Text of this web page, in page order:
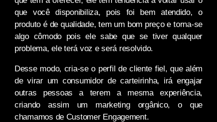
que você disponibiliza, pois foi bem atendido, o
produto é de qualidade, tem um bom preço e torna-se
algo cômodo pois ele sabe que se tiver qualquer
problema, ele terá voz e será resolvido.
Desse modo, cria-se o perfil de cliente fiel, que além
de virar um consumidor de carteirinha, irá engajar
outras pessoas a terem a mesma experiência,
criando assim um marketing orgânico, o que
chamamos de Customer Engagement.